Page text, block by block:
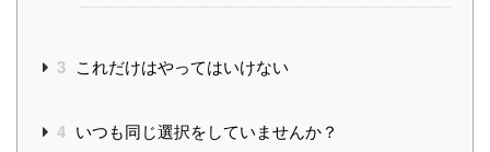
3 これだけはやってはいけない
4 いつも同じ選択をしていませんか？